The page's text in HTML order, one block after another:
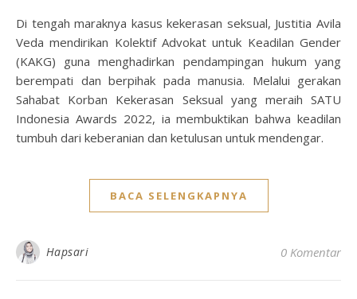
Di tengah maraknya kasus kekerasan seksual, Justitia Avila
Veda mendirikan Kolektif Advokat untuk Keadilan Gender
(KAKG) guna menghadirkan pendampingan hukum yang
berempati dan berpihak pada manusia. Melalui gerakan
Sahabat Korban Kekerasan Seksual yang meraih SATU
Indonesia Awards 2022, ia membuktikan bahwa keadilan
tumbuh dari keberanian dan ketulusan untuk mendengar.
BACA SELENGKAPNYA
Hapsari 0 Komentar